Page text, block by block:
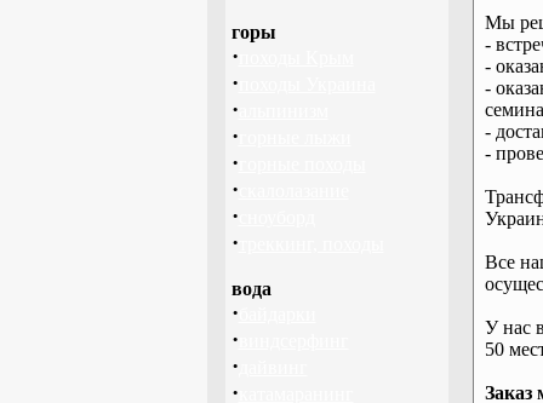
горы
·
·
·
·
·
·
·
·
вода
·
·
·
·
Мы
-
-
-
-
-
Все
У нас
50
Заказ